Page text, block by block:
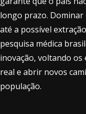
longo prazo. Dominar
até a possível
pesquisa médica
inovação, voltando
real e abrir novos
população.